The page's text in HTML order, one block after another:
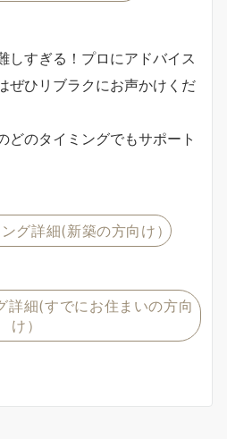
しすぎる！プロにアドバイス
ぜひリブラクにお声かけくだ
どのタイミングでもサポート
グ詳細(新築の方向け）
詳細(すでにお住まいの方向
け）